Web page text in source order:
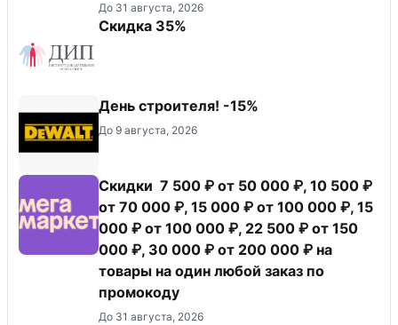
До 31 августа, 2026
Скидка 35%
День строителя! -15%
До 9 августа, 2026
Скидки 7 500 ₽ от 50 000 ₽, 10 500 ₽
от 70 000 ₽, 15 000 ₽ от 100 000 ₽, 15
000 ₽ от 100 000 ₽, 22 500 ₽ от 150
000 ₽, 30 000 ₽ от 200 000 ₽ на
товары на один любой заказ по
промокоду
До 31 августа, 2026